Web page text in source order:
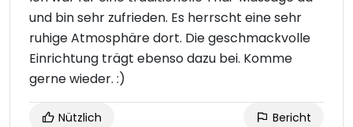
und bin sehr zufrieden. Es herrscht eine sehr
ruhige Atmosphäre dort. Die geschmackvolle
Einrichtung trägt ebenso dazu bei. Komme
gerne wieder. :)
Nützlich Bericht